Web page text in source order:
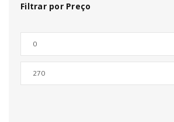
Filtrar por Preço